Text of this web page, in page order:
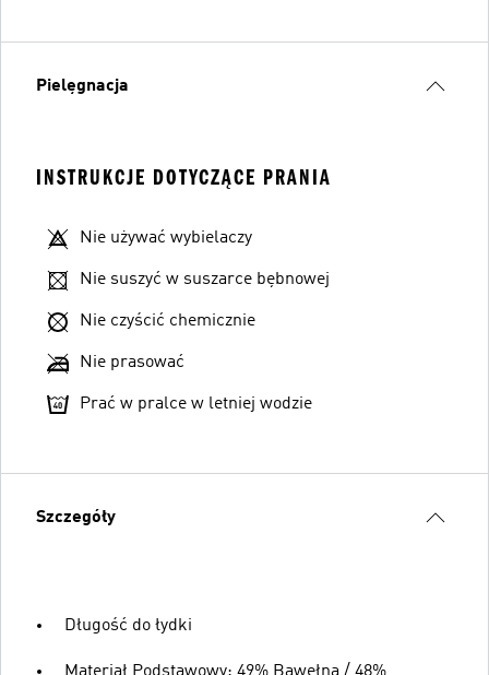
Pielęgnacja
INSTRUKCJE DOTYCZĄCE PRANIA
Nie używać wybielaczy
Nie suszyć w suszarce bębnowej
Nie czyścić chemicznie
Nie prasować
Prać w pralce w letniej wodzie
Szczegóły
Długość do łydki